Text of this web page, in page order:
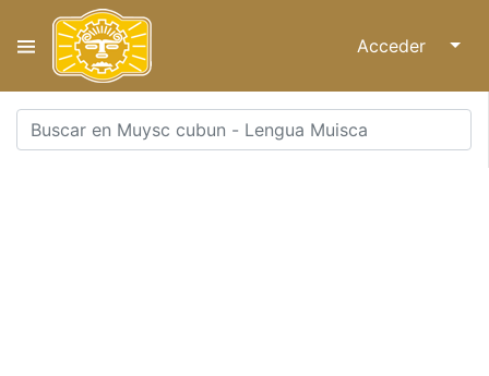
Acceder ↓